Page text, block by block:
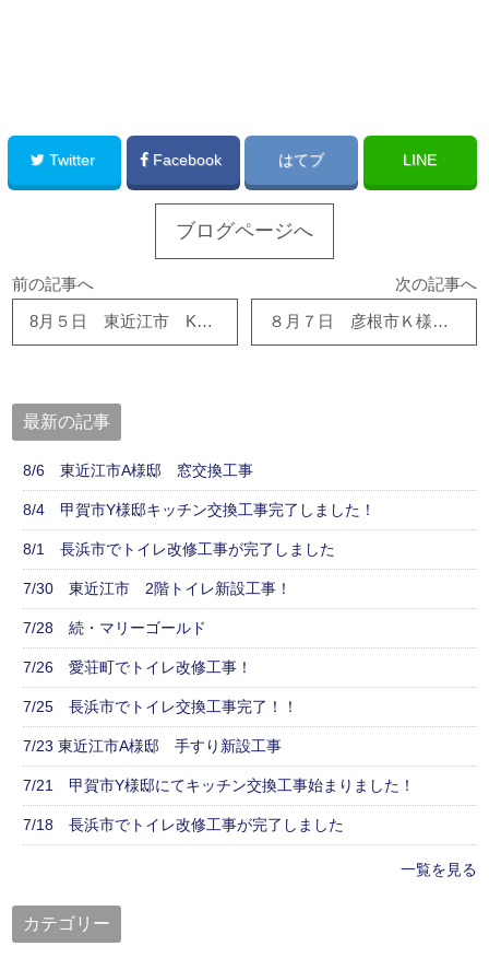
Twitter Facebook はてブ LINE
ブログページへ
前の記事へ
8月５日 東近江市 K様邸で便器交換工事が完了しました！！
次の記事へ
８月７日 彦根市Ｋ様邸 和室改修工事が始まりました！！
最新の記事
8/6 東近江市A様邸 窓交換工事
8/4 甲賀市Y様邸キッチン交換工事完了しました！
8/1 長浜市でトイレ改修工事が完了しました
7/30 東近江市 2階トイレ新設工事！
7/28 続・マリーゴールド
7/26 愛荘町でトイレ改修工事！
7/25 長浜市でトイレ交換工事完了！！
7/23 東近江市A様邸 手すり新設工事
7/21 甲賀市Y様邸にてキッチン交換工事始まりました！
7/18 長浜市でトイレ改修工事が完了しました
一覧を見る
カテゴリー